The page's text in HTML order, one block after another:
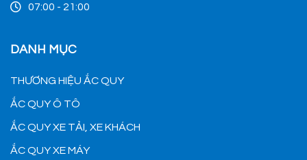
07:00 - 21:00
DANH MỤC
THƯƠNG HIỆU ẮC QUY
ẮC QUY Ô TÔ
ẮC QUY XE TẢI, XE KHÁCH
ẮC QUY XE MÁY